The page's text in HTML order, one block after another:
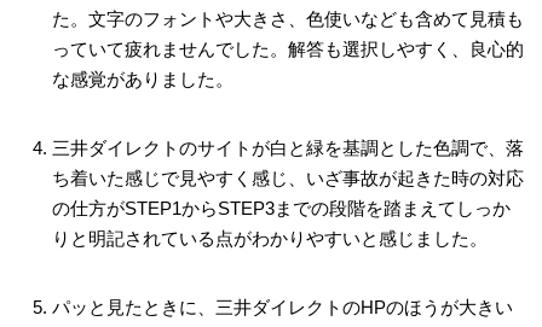
た。文字のフォントや大きさ、色使いなども含めて見積も
っていて疲れませんでした。解答も選択しやすく、良心的
な感覚がありました。
三井ダイレクトのサイトが白と緑を基調とした色調で、落
ち着いた感じで見やすく感じ、いざ事故が起きた時の対応
の仕方がSTEP1からSTEP3までの段階を踏まえてしっか
りと明記されている点がわかりやすいと感じました。
パッと見たときに、三井ダイレクトのHPのほうが大きい